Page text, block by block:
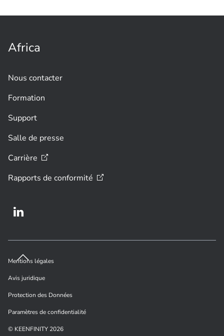
Africa
Nous contacter
Formation
Support
Salle de presse
Carrière
Rapports de conformité
Mentions légales
Avis juridique
Protection des Données
Paramètres de confidentialité
© KEENFINITY 2026